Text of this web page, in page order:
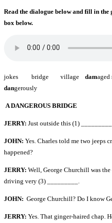
Read the dialogue below and fill in
box below.
jokes bridge village damaged
dangerously
A DANGEROUS BRIDGE
JERRY: Just outside this (1)
JOHN: Yes. Charles told me two jeeps
happened?
JERRY: Well, George Churchill was
driving very (3) _________.
JOHN: George Churchill? Do I know
JERRY: Yes. That ginger-haired chap.